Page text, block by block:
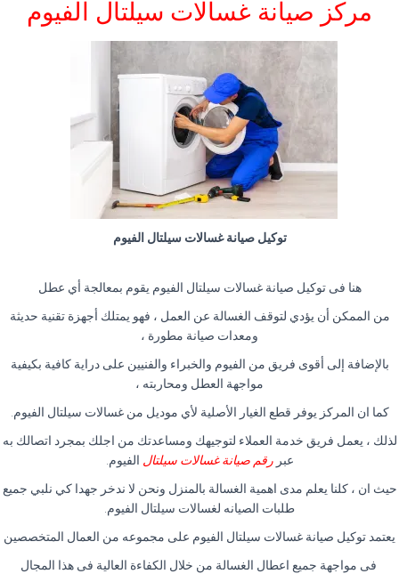
مركز صيانة غسالات سيلتال الفيوم
توكيل صيانة غسالات سيلتال الفيوم
هنا فى توكيل صيانة غسالات سيلتال الفيوم يقوم بمعالجة أي عطل
من الممكن أن يؤدي لتوقف الغسالة عن العمل ، فهو يمتلك أجهزة تقنية حديثة
ومعدات صيانة مطورة ،
بالإضافة إلى أقوى فريق من الفيوم والخبراء والفنيين على دراية كافية بكيفية
مواجهة العطل ومحاربته ،
كما ان المركز يوفر قطع الغيار الأصلية لأي موديل من غسالات سيلتال الفيوم.
لذلك ، يعمل فريق خدمة العملاء لتوجيهك ومساعدتك من اجلك بمجرد اتصالك به
عبررقم صيانة غسالات سيلتال الفيوم.
حيث ان ، كلنا يعلم مدى اهمية الغسالة بالمنزل ونحن لا ندخر جهدا كي نلبي جميع
طلبات الصيانه لغسالات سيلتال الفيوم.
يعتمد توكيل صيانة غسالات سيلتال الفيوم على مجموعه من العمال المتخصصين
فى مواجهة جميع اعطال الغسالة من خلال الكفاءة العالية فى هذا المجال